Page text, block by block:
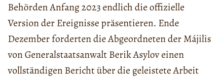
Behörden Anfang 2023 endlich die offizielle
Version der Ereignisse präsentieren. Ende
Dezember forderten die Abgeordneten der Májilis
von Generalstaatsanwalt Berik Asylov einen
vollständigen Bericht über die geleistete Arbeit